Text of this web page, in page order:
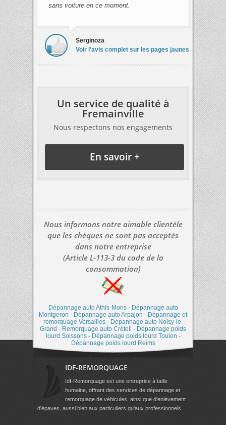
sans voiture en ce moment.
Serginoza
Voir l'avis complet sur les pages jaunes
Un service de qualité à
Fremainville
Nous respectons nos engagements
En savoir +
Nous informons notre aimable clientèle
que les chèques ne sont pas acceptés
dans notre entreprise
(Article L-113-3 du code de la
consommation)
Dépannage auto Athis-Mons- Dépannage auto
Montgeron - Dépannage auto Arpajon - Dépannage et
remorquage Versailles- Dépannage auto Noisy-le-
Grand - Remorquage auto Créteil - Dépannage poids
lourd Soissons- Dépannage poids lourd Toulon -
Dépannage poids lourd Reims
IDF-REMORQUAGE
Idf-Remorquage est une entreprise à taille
humaine, offrant des services de dépannage et
remorquage de véhicules, ainsi que d'enlèvement
d'épaves, aussi bien aux particuliers qu'aux professionnels.